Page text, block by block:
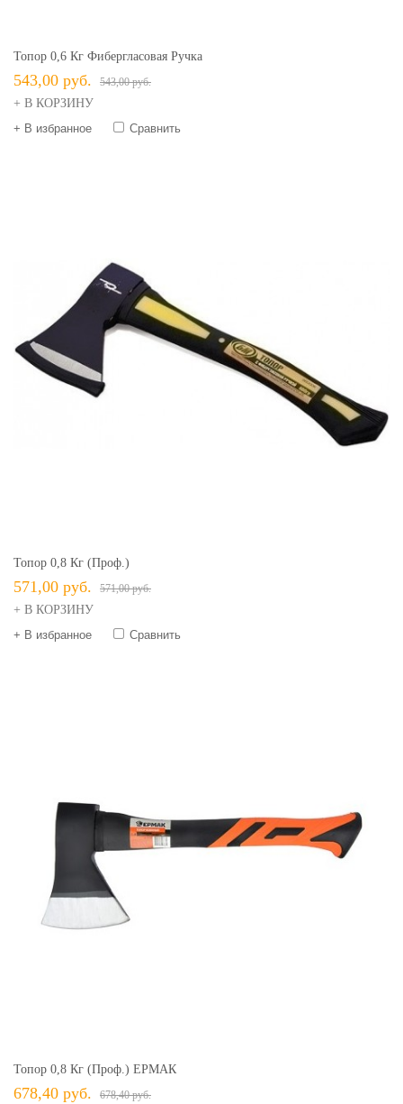
Топор 0,6 Кг Фибергласовая Ручка
543,00 руб. 543,00 руб.
+ В КОРЗИНУ
+ В избранное
Сравнить
Топор 0,8 Кг (проф.)
571,00 руб. 571,00 руб.
+ В КОРЗИНУ
+ В избранное
Сравнить
Топор 0,8 Кг (проф.) ЕРМАК
678,40 руб. 678,40 руб.